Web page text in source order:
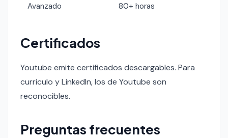
Avanzado 80+ horas
Certificados
Youtube emite certificados descargables. Para
curriculo y LinkedIn, los de Youtube son
reconocibles.
Preguntas frecuentes